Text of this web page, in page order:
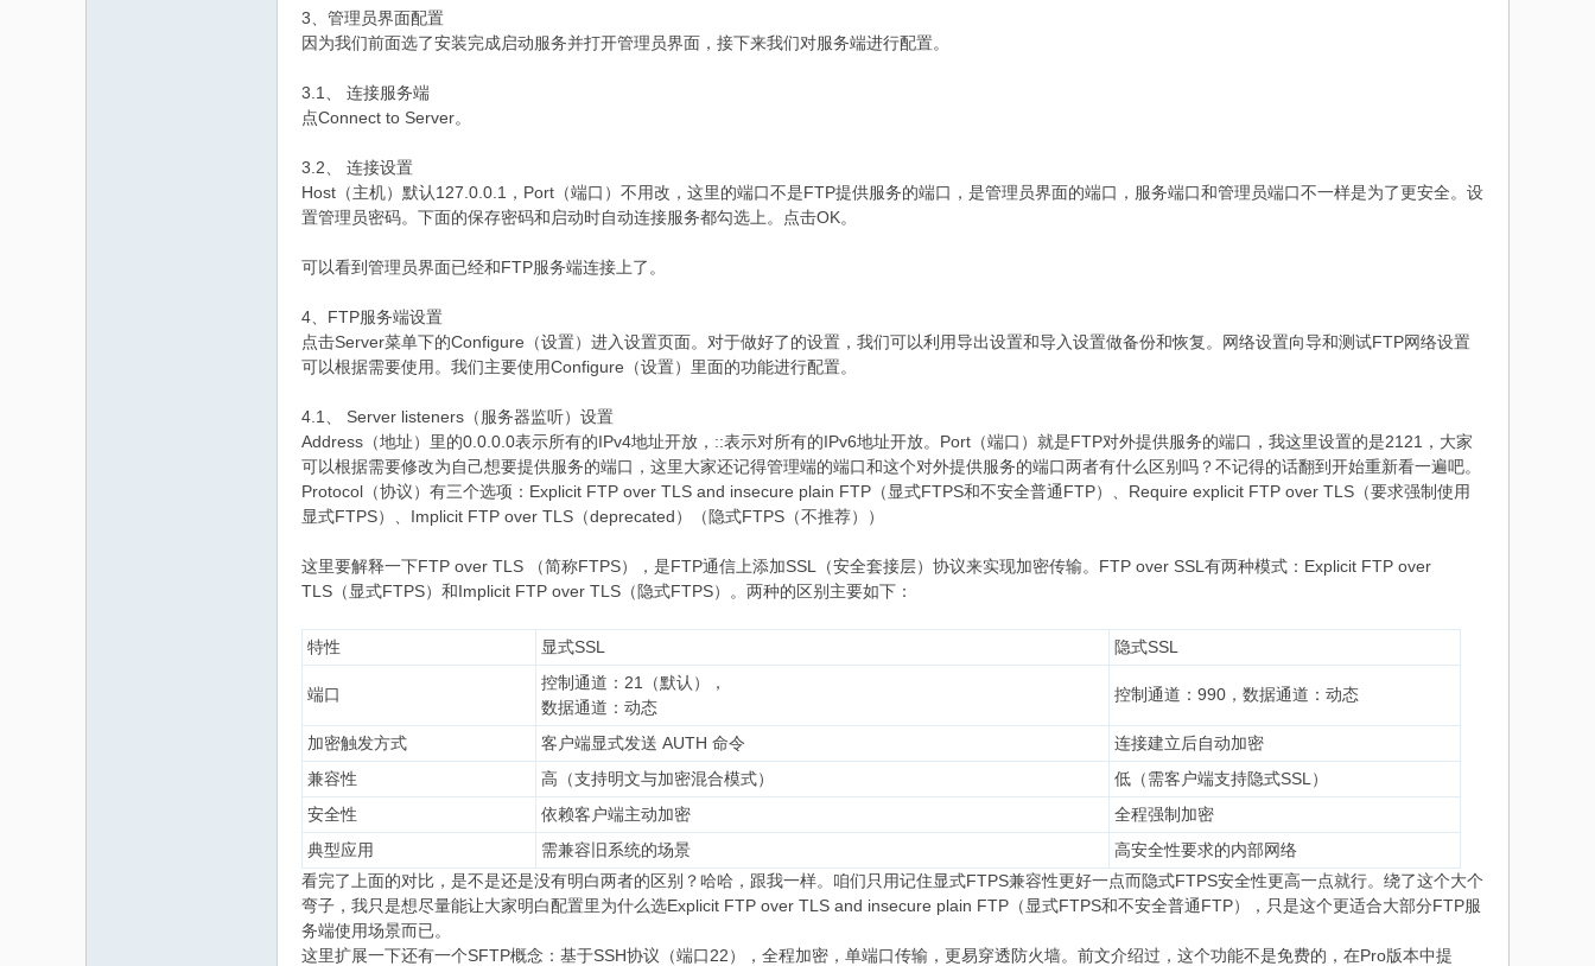
3、管理员界面配置
因为我们前面选了安装完成启动服务并打开管理员界面，接下来我们对服务端进行配置。
3.1、 连接服务端
点Connect to Server。
3.2、 连接设置
Host（主机）默认127.0.0.1，Port（端口）不用改，这里的端口不是FTP提供服务的端口，是管理员界面的端口，服务端口和管理员端口不一样是为了更安全。设
置管理员密码。下面的保存密码和启动时自动连接服务都勾选上。点击OK。
可以看到管理员界面已经和FTP服务端连接上了。
4、FTP服务端设置
点击Server菜单下的Configure（设置）进入设置页面。对于做好了的设置，我们可以利用导出设置和导入设置做备份和恢复。网络设置向导和测试FTP网络设置
可以根据需要使用。我们主要使用Configure（设置）里面的功能进行配置。
4.1、 Server listeners（服务器监听）设置
Address（地址）里的0.0.0.0表示所有的IPv4地址开放，::表示对所有的IPv6地址开放。Port（端口）就是FTP对外提供服务的端口，我这里设置的是2121，大家
可以根据需要修改为自己想要提供服务的端口，这里大家还记得管理端的端口和这个对外提供服务的端口两者有什么区别吗？不记得的话翻到开始重新看一遍吧。
Protocol（协议）有三个选项：Explicit FTP over TLS and insecure plain FTP（显式FTPS和不安全普通FTP）、Require explicit FTP over TLS（要求强制使用
显式FTPS）、Implicit FTP over TLS（deprecated）（隐式FTPS（不推荐））
这里要解释一下FTP over TLS （简称FTPS），是FTP通信上添加SSL（安全套接层）协议来实现加密传输。FTP over SSL有两种模式：Explicit FTP over
TLS（显式FTPS）和Implicit FTP over TLS（隐式FTPS）。两种的区别主要如下：
特性 显式SSL 隐式SSL
端口
控制通道：21（默认），
数据通道：动态
控制通道：990，数据通道：动态
加密触发方式 客户端显式发送 AUTH 命令
连接建立后自动加密
兼容性
高（支持明文与加密混合模式）
低（需客户端支持隐式SSL）
安全性
依赖客户端主动加密
全程强制加密
典型应用
需兼容旧系统的场景
高安全性要求的内部网络
看完了上面的对比，是不是还是没有明白两者的区别？哈哈，跟我一样。咱们只用记住显式FTPS兼容性更好一点而隐式FTPS安全性更高一点就行。绕了这个大个
弯子，我只是想尽量能让大家明白配置里为什么选Explicit FTP over TLS and insecure plain FTP（显式FTPS和不安全普通FTP），只是这个更适合大部分FTP服
务端使用场景而已。
这里扩展一下还有一个SFTP概念：基于SSH协议（端口22），全程加密，单端口传输，更易穿透防火墙。前文介绍过，这个功能不是免费的，在Pro版本中提